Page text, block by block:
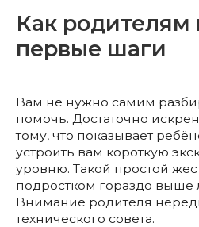
Как
первые шаги
Вам не нужно самим
помочь. Достаточно
тому, что показывает
устроить вам короткую
уровню. Такой простой
подростком гораздо выше
Внимание родителя
технического совета.